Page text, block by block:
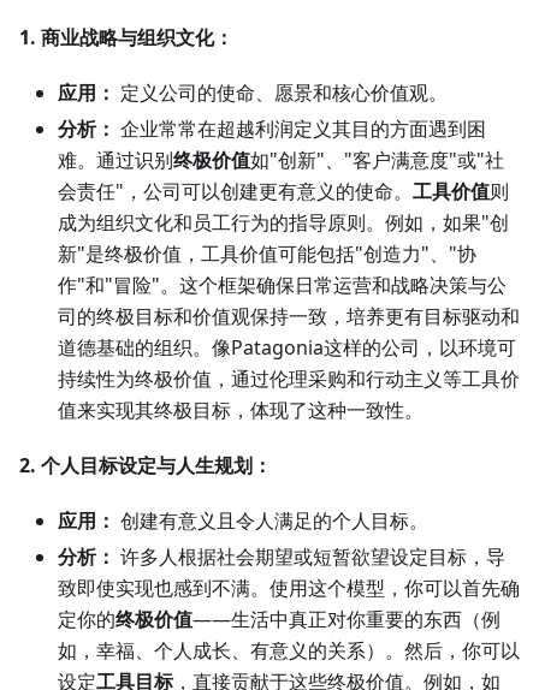
1. 商业战略与组织文化：
应用： 定义公司的使命、愿景和核心价值观。
分析： 企业常常在超越利润定义其目的方面遇到困
难。通过识别终极价值如"创新"、"客户满意度"或"社
会责任"，公司可以创建更有意义的使命。 工具价值则
成为组织文化和员工行为的指导原则。例如，如果"创
新"是终极价值，工具价值可能包括"创造力"、"协
作"和"冒险"。这个框架确保日常运营和战略决策与公
司的终极目标和价值观保持一致，培养更有目标驱动和
道德基础的组织。像Patagonia这样的公司，以环境可
持续性为终极价值，通过伦理采购和行动主义等工具价
值来实现其终极目标，体现了这种一致性。
2. 个人目标设定与人生规划：
应用： 创建有意义且令人满足的个人目标。
分析： 许多人根据社会期望或短暂欲望设定目标，导
致即使实现也感到不满。使用这个模型，你可以首先确
定你的终极价值——生活中真正对你重要的东西（例
如，幸福、个人成长、有意义的关系）。然后，你可以
设定工具目标，直接贡献于这些终极价值。例如，如